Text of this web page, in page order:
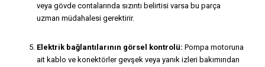
veya gövde contalarında sızıntı belirtisi varsa bu parça
uzman müdahalesi gerektirir.
Elektrik bağlantılarının görsel kontrolü: Pompa motoruna
ait kablo ve konektörler gevşek veya yanık izleri bakımından